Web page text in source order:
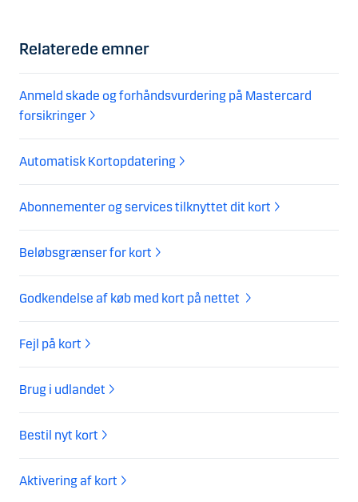
Relaterede emner
Anmeld skade og forhåndsvurdering på Mastercard
forsikringer
Automatisk Kortopdatering
Abonnementer og services tilknyttet dit kort
Beløbsgrænser for kort
Godkendelse af køb med kort på nettet
Fejl på kort
Brug i udlandet
Bestil nyt kort
Aktivering af kort